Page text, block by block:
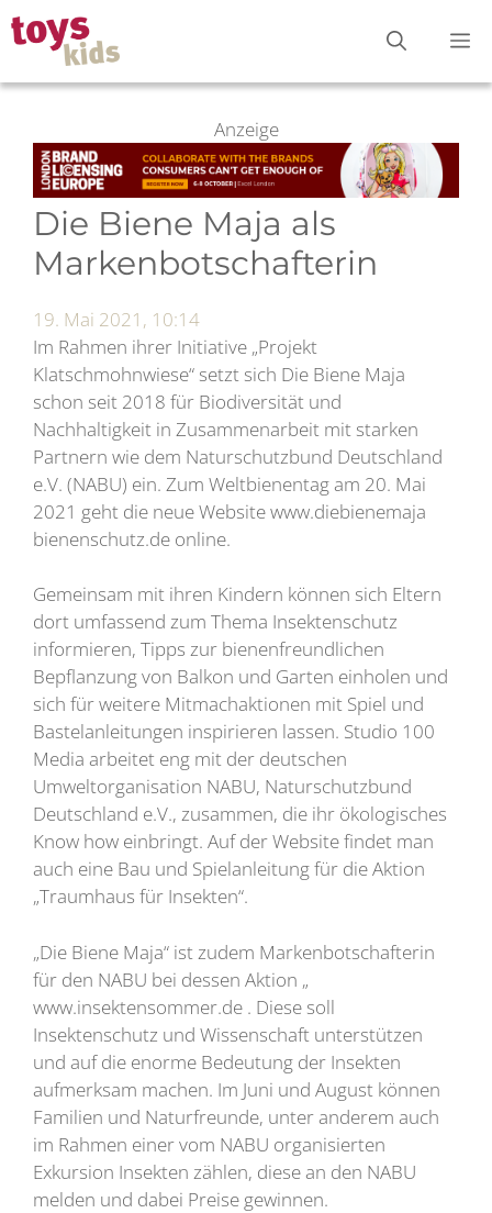
Zum
Inhalt
springen
Anzeige
Die Biene Maja als
Markenbotschafterin
19. Mai 2021, 10:14
Im Rahmen ihrer Initiative „Projekt
Klatschmohnwiese“ setzt sich Die Biene Maja
schon seit 2018 für Biodiversität und
Nachhaltigkeit in Zusammenarbeit mit starken
Partnern wie dem Naturschutzbund Deutschland
e.V. (NABU) ein. Zum Weltbienentag am 20. Mai
2021 geht die neue Website www.diebienemaja
bienenschutz.de online.
Gemeinsam mit ihren Kindern können sich Eltern
dort umfassend zum Thema Insektenschutz
informieren, Tipps zur bienenfreundlichen
Bepflanzung von Balkon und Garten einholen und
sich für weitere Mitmachaktionen mit Spiel und
Bastelanleitungen inspirieren lassen. Studio 100
Media arbeitet eng mit der deutschen
Umweltorganisation NABU, Naturschutzbund
Deutschland e.V., zusammen, die ihr ökologisches
Know how einbringt. Auf der Website findet man
auch eine Bau und Spielanleitung für die Aktion
„Traumhaus für Insekten“.
„Die Biene Maja“ ist zudem Markenbotschafterin
für den NABU bei dessen Aktion „
www.insektensommer.de . Diese soll
Insektenschutz und Wissenschaft unterstützen
und auf die enorme Bedeutung der Insekten
aufmerksam machen. Im Juni und August können
Familien und Naturfreunde, unter anderem auch
im Rahmen einer vom NABU organisierten
Exkursion Insekten zählen, diese an den NABU
melden und dabei Preise gewinnen.